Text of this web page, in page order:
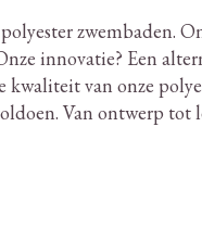
zwembaden.
innovatie? Een
van onze
Van ontwerp tot